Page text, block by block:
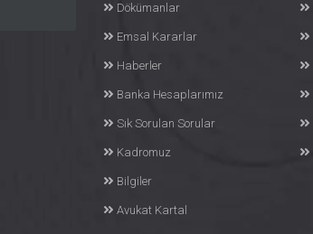
Dökümanlar
Emsal Kararlar
Haberler
Banka Hesaplarımız
Sık Sorulan Sorular
Kadromuz
Bilgiler
Avukat Kartal